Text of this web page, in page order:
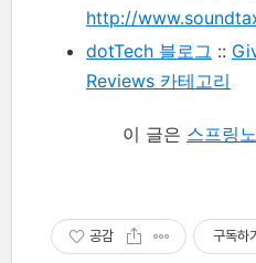
http://
dotTech 블로그 ::
Reviews 카테고리
이 글은 스프링
공감 구독하기